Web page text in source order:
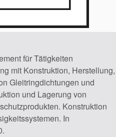
für Tätigkeiten
mit Konstruktion, Herstellung,
Gleitringdichtungen und
und Lagerung von
Konstruktion
In